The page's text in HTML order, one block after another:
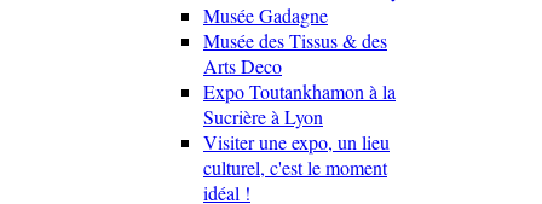
Musée Gadagne
Musée des Tissus & des
Arts Deco
Expo Toutankhamon à la
Sucrière à Lyon
Visiter une expo, un lieu
culturel, c'est le moment
idéal !